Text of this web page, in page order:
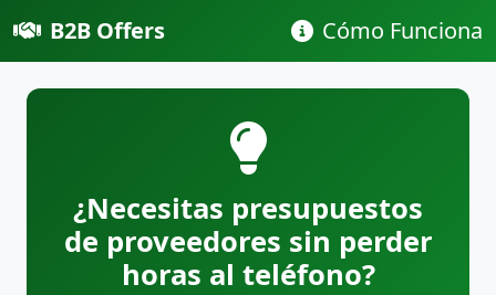
B2B Offers Cómo Funciona
¿Necesitas presupuestos
de proveedores sin perder
horas al teléfono?